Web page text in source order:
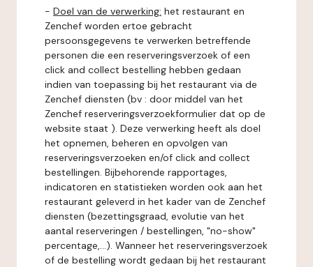
- Doel van de verwerking: het restaurant en
Zenchef worden ertoe gebracht
persoonsgegevens te verwerken betreffende
personen die een reserveringsverzoek of een
click and collect bestelling hebben gedaan
indien van toepassing bij het restaurant via de
Zenchef diensten (bv : door middel van het
Zenchef reserveringsverzoekformulier dat op de
website staat ). Deze verwerking heeft als doel
het opnemen, beheren en opvolgen van
reserveringsverzoeken en/of click and collect
bestellingen. Bijbehorende rapportages,
indicatoren en statistieken worden ook aan het
restaurant geleverd in het kader van de Zenchef
diensten (bezettingsgraad, evolutie van het
aantal reserveringen / bestellingen, "no-show"
percentage,...). Wanneer het reserveringsverzoek
of de bestelling wordt gedaan bij het restaurant